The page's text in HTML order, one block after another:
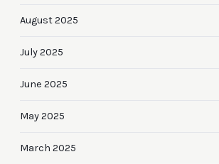
August 2025
July 2025
June 2025
May 2025
March 2025